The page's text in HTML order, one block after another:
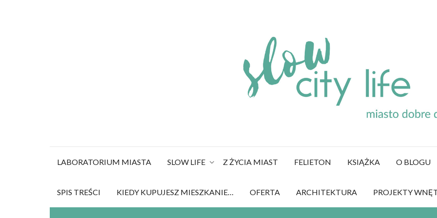
LABORATORIUM MIASTA SLOW LIFE Z ŻYCIA MIAST FELIETON KSIĄŻKA O BLOGU
SPIS TREŚCI KIEDY KUPUJESZ MIESZKANIE… OFERTA ARCHITEKTURA PROJEKTY